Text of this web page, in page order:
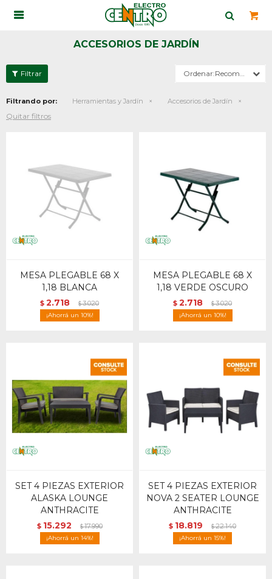

ACCESORIOS DE JARDÍN
Recomendados
Filtrando por: Herramientas y Jardín Accesorios de Jardín
Quitar filtros
MESA PLEGABLE 68 X
1,18 BLANCA
$ 2.718 $3.020
10
MESA PLEGABLE 68 X
1,18 VERDE OSCURO
$ 2.718 $3.020
10
SET 4 PIEZAS EXTERIOR
ALASKA LOUNGE
ANTHRACITE
$ 15.292 $17.990
14
SET 4 PIEZAS EXTERIOR
NOVA 2 SEATER LOUNGE
ANTHRACITE
$ 18.819 $22.140
15